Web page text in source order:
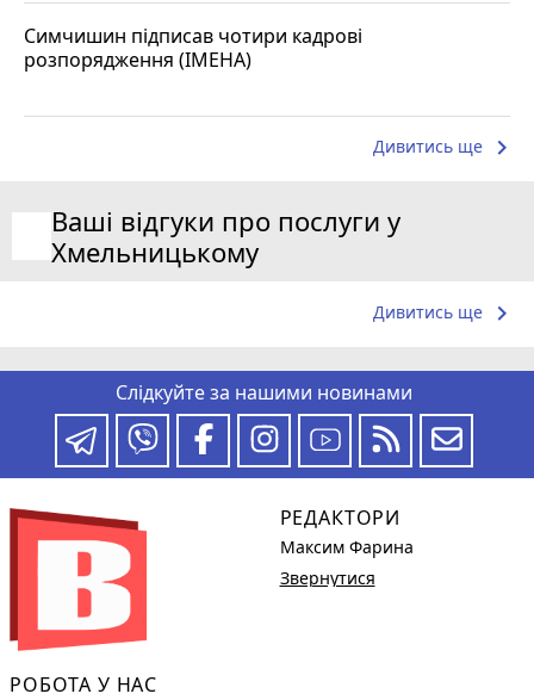
Симчишин підписав чотири кадрові
розпорядження (ІМЕНА)
Дивитись ще keyboard_arrow_right
Ваші відгуки про послуги у
Хмельницькому
Дивитись ще keyboard_arrow_right
Слідкуйте за нашими новинами
РОБОТА У НАС
РЕДАКТОРИ
Максим Фарина
Звернутися